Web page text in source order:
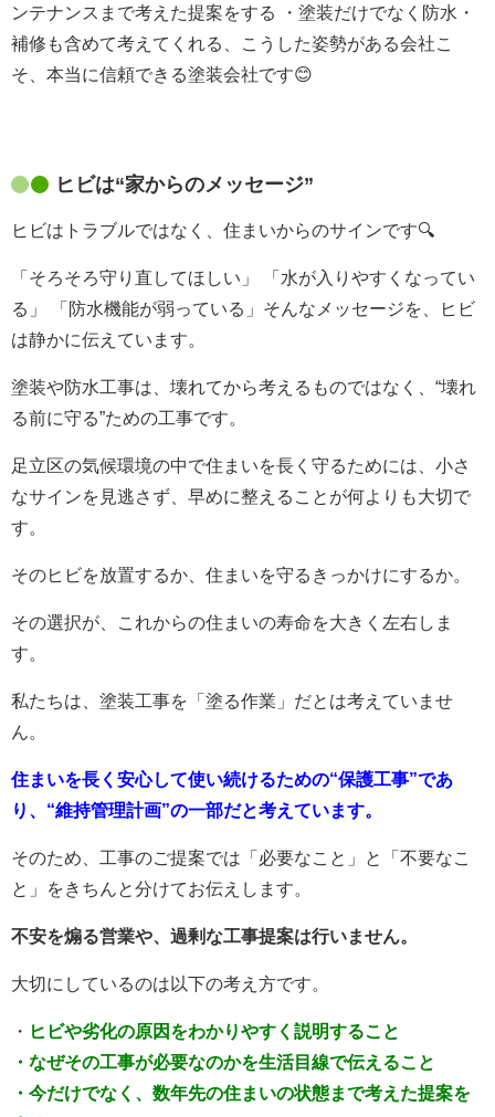
ンテナンスまで考えた提案をする ・塗装だけでなく防水・
補修も含めて考えてくれる、こうした姿勢がある会社こ
そ、本当に信頼できる塗装会社です😊
ヒビは“家からのメッセージ”
ヒビはトラブルではなく、住まいからのサインです🔍
「そろそろ守り直してほしい」 「水が入りやすくなってい
る」 「防水機能が弱っている」そんなメッセージを、ヒビ
は静かに伝えています。
塗装や防水工事は、壊れてから考えるものではなく、 “壊れ
る前に守る”ための工事です。
足立区の気候環境の中で住まいを長く守るためには、小さ
なサインを見逃さず、早めに整えることが何よりも大切で
す。
そのヒビを放置するか、住まいを守るきっかけにするか。
その選択が、これからの住まいの寿命を大きく左右しま
す。
私たちは、塗装工事を「塗る作業」だとは考えていませ
ん。
住まいを長く安心して使い続けるための“保護工事”であ
り、“維持管理計画”の一部だと考えています。
そのため、工事のご提案では「必要なこと」と「不要なこ
と」をきちんと分けてお伝えします。
不安を煽る営業や、過剰な工事提案は行いません。
大切にしているのは以下の考え方です。
・ ヒビや劣化の原因をわかりやすく説明すること
・なぜその工事が必要なのかを生活目線で伝えること
・今だけでなく、数年先の住まいの状態まで考えた提案を